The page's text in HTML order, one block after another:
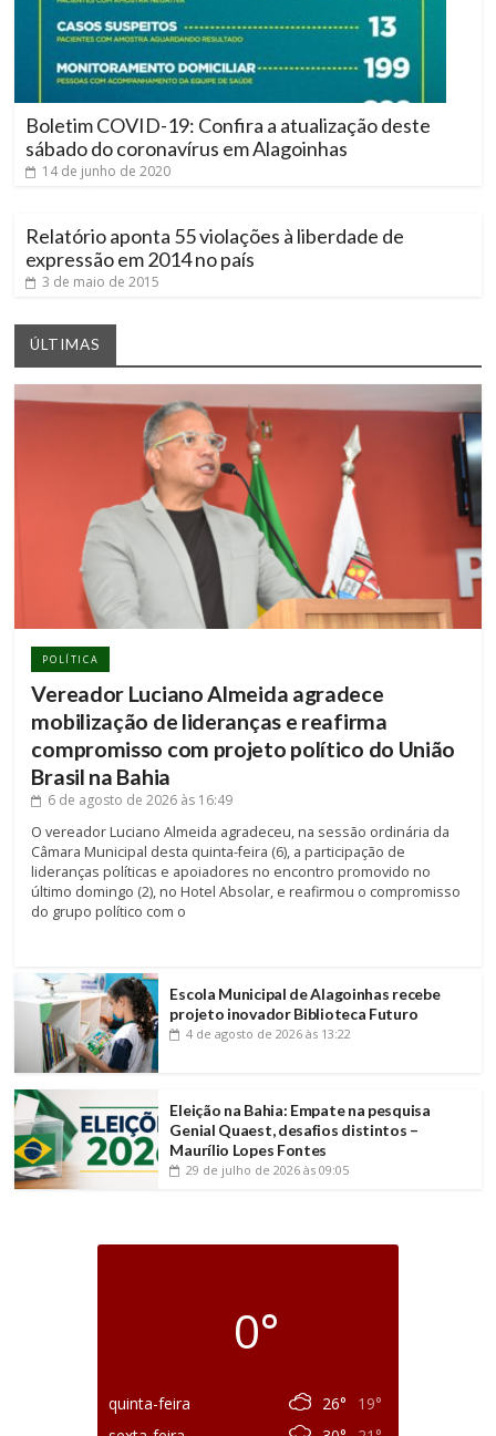
Boletim COVID-19: Confira a atualização deste
sábado do coronavírus em Alagoinhas
14 de junho de 2020
Relatório aponta 55 violações à liberdade de
expressão em 2014 no país
3 de maio de 2015
ÚLTIMAS
POLÍTICA
Vereador Luciano Almeida agradece
mobilização de lideranças e reafirma
compromisso com projeto político do União
Brasil na Bahia
6 de agosto de 2026 às 16:49
O vereador Luciano Almeida agradeceu, na sessão ordinária da
Câmara Municipal desta quinta-feira (6), a participação de
lideranças políticas e apoiadores no encontro promovido no
último domingo (2), no Hotel Absolar, e reafirmou o compromisso
do grupo político com o
Escola Municipal de Alagoinhas recebe
projeto inovador Biblioteca Futuro
4 de agosto de 2026 às 13:22
Eleição na Bahia: Empate na pesquisa
Genial Quaest, desafios distintos –
Maurílio Lopes Fontes
29 de julho de 2026 às 09:05
0°
quinta-feira 26°
19°